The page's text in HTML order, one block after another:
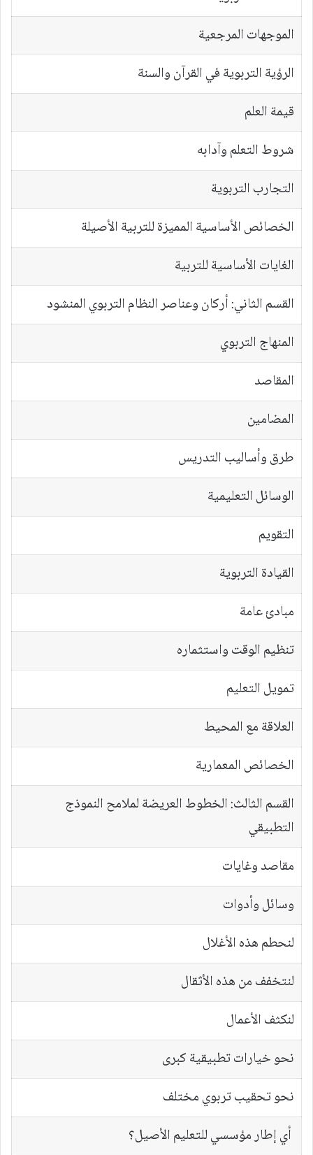
الموجهات المرجعية
الرؤية التربوية في القرآن والسنة
قيمة العلم
شروط التعلم وآدابه
التجارب التربوية
الخصائص الأساسية المميزة للتربية الأصيلة
الغايات الأساسية للتربية
القسم الثاني: أركان وعناصر النظام التربوي المنشود
المنهاج التربوي
المقاصد
المضامين
طرق وأساليب التدريس
الوسائل التعليمية
التقويم
القيادة التربوية
مبادئ عامة
تنظيم الوقت واستثماره
تمويل التعليم
العلاقة مع المحيط
الخصائص المعمارية
القسم الثالث: الخطوط العريضة لملامح النموذج
التطبيقي
مقاصد وغايات
وسائل وأدوات
لنحطم هذه الأغلال
لنتخفف من هذه الأثقال
لنكثف الأعمال
نحو خيارات تطبيقية كبرى
نحو تحقيب تربوي مختلف
أي إطار مؤسسي للتعليم الأصيل؟